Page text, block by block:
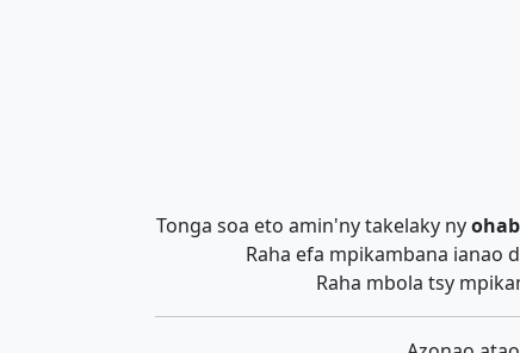
Tonga soa eto amin'ny takelaky ny
Raha efa mpikambana ianao
Raha mbola tsy